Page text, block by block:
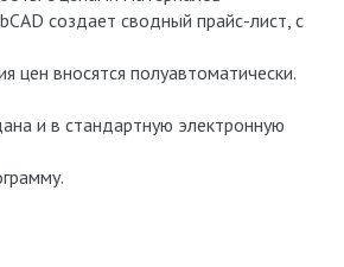
создает сводный прайс-лист, с
цен вносятся полуавтоматически.
и в стандартную электронную